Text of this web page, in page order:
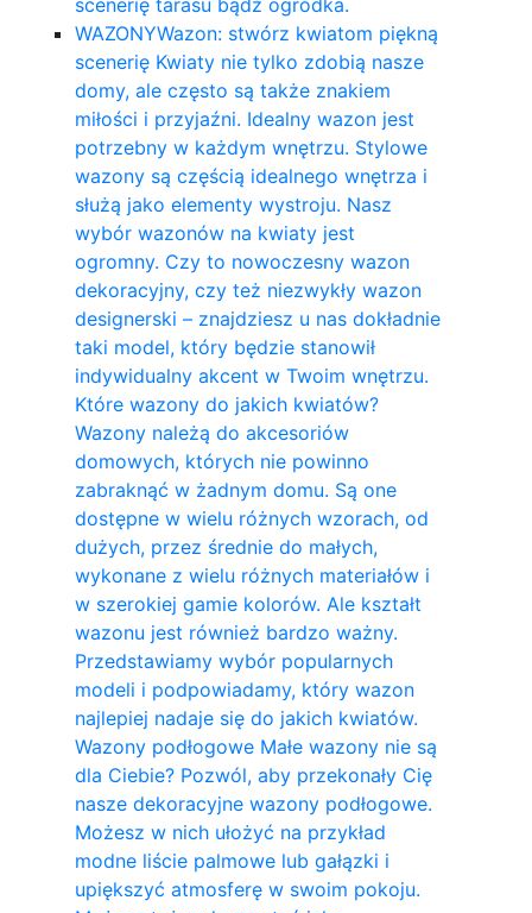
WAZONYWazon: stwórz kwiatom piękną
scenerię Kwiaty nie tylko zdobią nasze
domy, ale często są także znakiem
miłości i przyjaźni. Idealny wazon jest
potrzebny w każdym wnętrzu. Stylowe
wazony są częścią idealnego wnętrza i
służą jako elementy wystroju. Nasz
wybór wazonów na kwiaty jest
ogromny. Czy to nowoczesny wazon
dekoracyjny, czy też niezwykły wazon
designerski – znajdziesz u nas dokładnie
taki model, który będzie stanowił
indywidualny akcent w Twoim wnętrzu.
Które wazony do jakich kwiatów?
Wazony należą do akcesoriów
domowych, których nie powinno
zabraknąć w żadnym domu. Są one
dostępne w wielu różnych wzorach, od
dużych, przez średnie do małych,
wykonane z wielu różnych materiałów i
w szerokiej gamie kolorów. Ale kształt
wazonu jest również bardzo ważny.
Przedstawiamy wybór popularnych
modeli i podpowiadamy, który wazon
najlepiej nadaje się do jakich kwiatów.
Wazony podłogowe Małe wazony nie są
dla Ciebie? Pozwól, aby przekonały Cię
nasze dekoracyjne wazony podłogowe.
Możesz w nich ułożyć na przykład
modne liście palmowe lub gałązki i
upiększyć atmosferę w swoim pokoju.